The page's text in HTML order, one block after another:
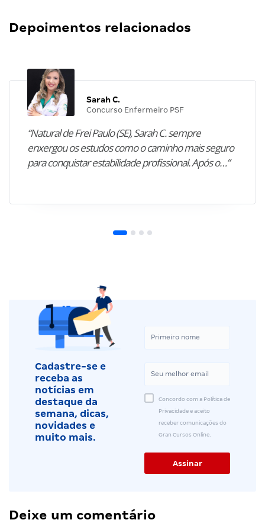
Depoimentos relacionados
Sarah C.
Concurso Enfermeiro PSF
“Natural de Frei Paulo (SE), Sarah C. sempre
enxergou os estudos como o caminho mais seguro
para conquistar estabilidade profissional. Após o…”
Cadastre-se e
receba as
notícias em
destaque da
semana, dicas,
novidades e
muito mais.
Concordo com a Política de
Privacidade e aceito
receber comunicações do
Gran Cursos Online.
Deixe um comentário